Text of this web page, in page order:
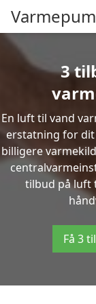
3
En luft til vand
erstatning for dit
billigere
tilbud på luft
Få 3